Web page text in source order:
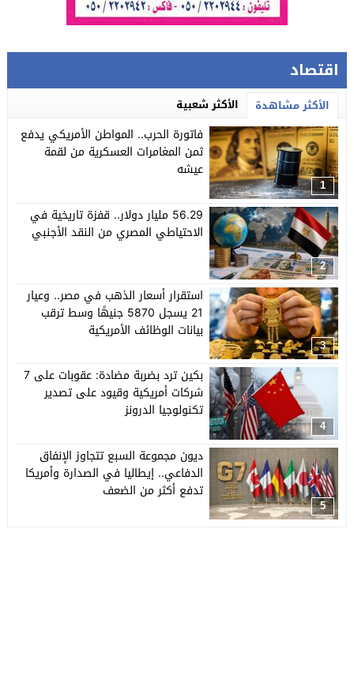
اقتصاد
الأكثر مشاهدة الأكثر شعبية
1
فاتورة الحرب.. المواطن الأمريكي يدفع
ثمن المغامرات العسكرية من لقمة
عيشه
2
56.29 مليار دولار.. قفزة تاريخية في
الاحتياطي المصري من النقد الأجنبي
3
استقرار أسعار الذهب في مصر.. وعيار
21 يسجل 5870 جنيهًا وسط ترقب
بيانات الوظائف الأمريكية
4
بكين ترد بضربة مضادة: عقوبات على 7
شركات أمريكية وقيود على تصدير
تكنولوجيا الدرونز
5
ديون مجموعة السبع تتجاوز الإنفاق
الدفاعي.. إيطاليا في الصدارة وأمريكا
تدفع أكثر من الضعف